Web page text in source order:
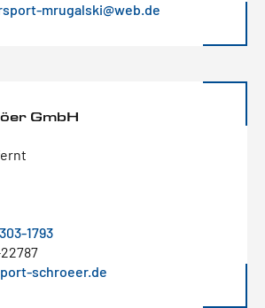
mrugalski@web.de
GmbH
1793
schroeer.de